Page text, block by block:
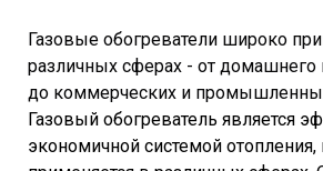
Газовые обогреватели широко
различных сферах - от домашнего
до коммерческих и
Газовый обогреватель является
экономичной системой